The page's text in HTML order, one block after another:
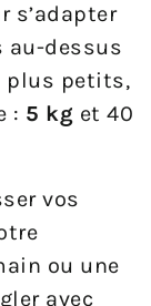
s’adapter
au-dessus
plus petits,
: 5 kg et 40
vos
ou une
avec